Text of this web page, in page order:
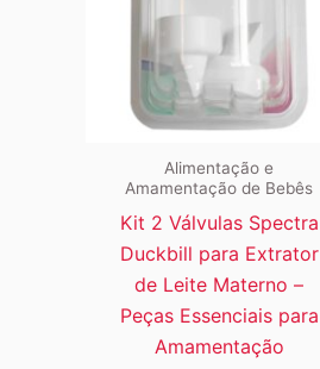
Alimentação e
Amamentação de Bebês
Kit 2 Válvulas Spectra
Duckbill para Extrator
de Leite Materno –
Peças Essenciais para
Amamentação